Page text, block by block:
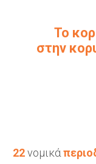
Το
στην
22νομικά